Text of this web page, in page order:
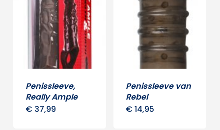
Penissleeve,
Really Ample
€ 37,99
Penissleeve van
Rebel
€ 14,95